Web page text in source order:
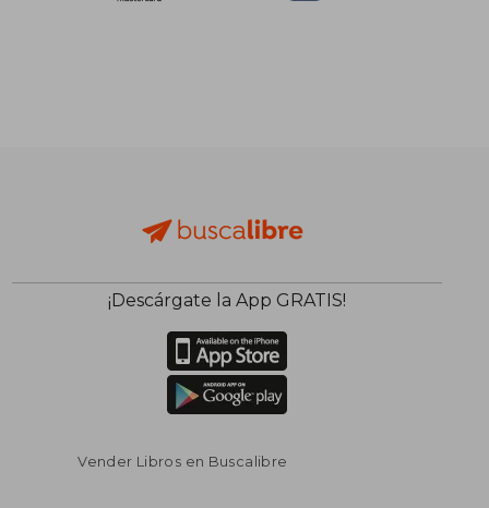
¡Descárgate la App GRATIS!
Vender Libros en Buscalibre